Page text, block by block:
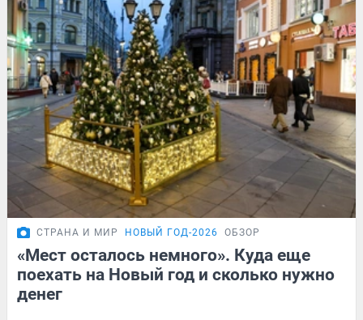
СТРАНА И МИР НОВЫЙ ГОД-2026 ОБЗОР
«Мест осталось немного». Куда еще
поехать на Новый год и сколько нужно
денег